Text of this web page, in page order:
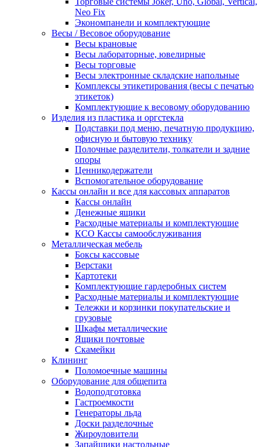
Neo Fix
Экономпанели и комплектующие
Весы / Весовое оборудование
Весы крановые
Весы лабораторные, ювелирные
Весы торговые
Весы электронные складские напольные
Комплексы этикетирования (весы с печатью
этикеток)
Комплектующие к весовому оборудованию
Изделия из пластика и оргстекла
Подставки под меню, печатную продукцию,
офисную и бытовую технику
Полочные разделители, толкатели и задние
опоры
Ценникодержатели
Вспомогательное оборудование
Кассы онлайн и все для кассовых аппаратов
Кассы онлайн
Денежные ящики
Расходные материалы и комплектующие
КСО Кассы самообслуживания
Металлическая мебель
Боксы кассовые
Верстаки
Картотеки
Комплектующие гардеробных систем
Расходные материалы и комплектующие
Тележки и корзинки покупательские и
грузовые
Шкафы металлические
Ящики почтовые
Скамейки
Клининг
Поломоечные машины
Оборудование для общепита
Водоподготовка
Гастроемкости
Генераторы льда
Доски разделочные
Жироуловители
Запайщики настольные